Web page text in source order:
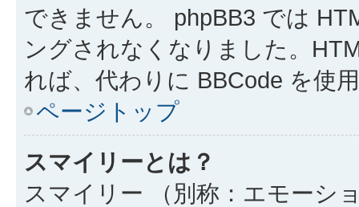
できません。 phpBB3 では
ングされなくなりました。
れば、代わりに BBCode を使
ページトップ
スマイリーとは？
スマイリー （別称：エモーシ